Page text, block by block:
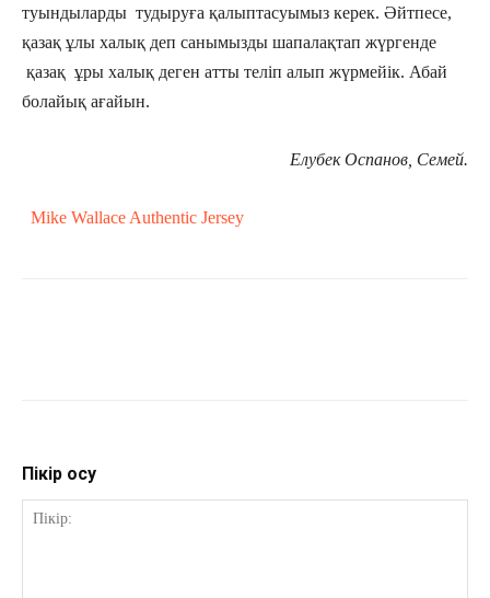
туындыларды тудыруға қалыптасуымыз керек. Әйтпесе,
қазақ ұлы халық деп санымызды шапалақтап жүргенде
қазақ ұры халық деген атты теліп алып жүрмейік. Абай
болайық ағайын.
Елубек Оспанов, Семей.
Mike Wallace Authentic Jersey
Пікір қосу